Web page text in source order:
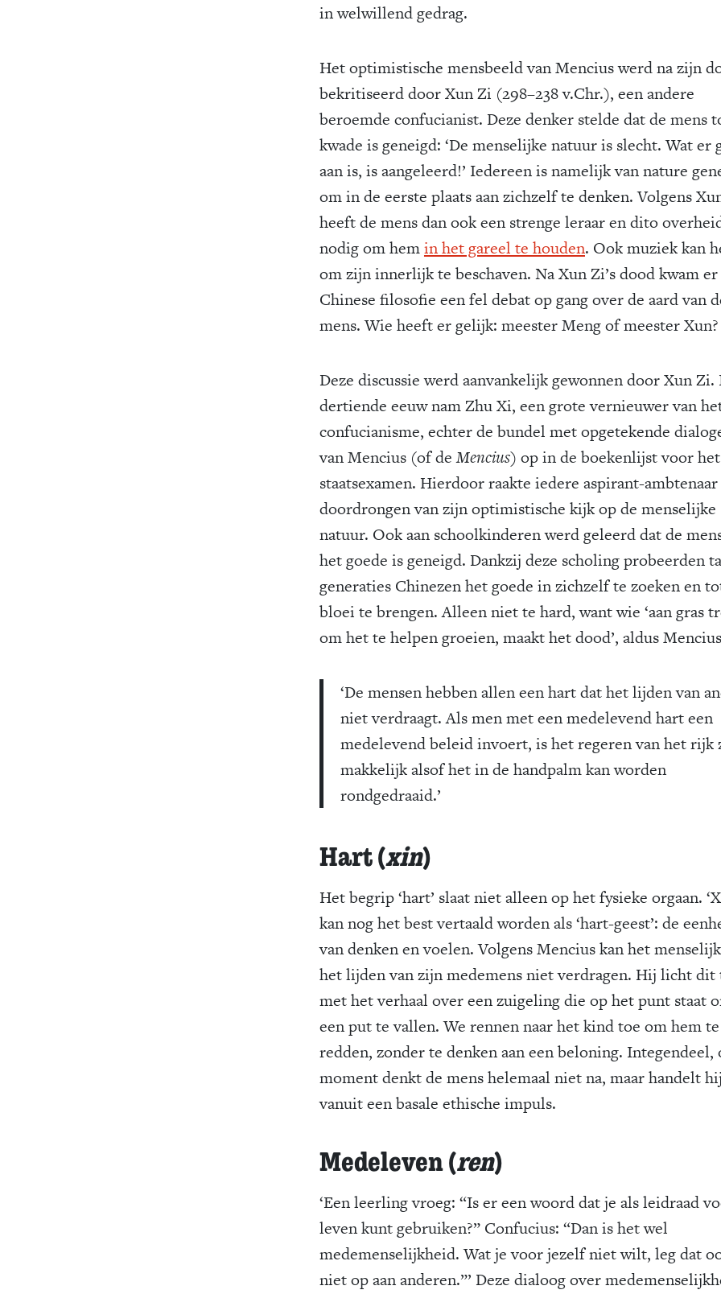
in welwillend gedrag.
Het optimistische mensbeeld van Mencius werd na zijn
bekritiseerd door Xun Zi (298–238 v.Chr.), een andere
beroemde confucianist. Deze denker stelde dat de mens
kwade is geneigd: ‘De menselijke natuur is slecht. Wat er
aan is, is aangeleerd!’ Iedereen is namelijk van nature
om in de eerste plaats aan zichzelf te denken. Volgens
heeft de mens dan ook een strenge leraar en dito
nodig om hemin het gareel te houden. Ook muziek kan
om zijn innerlijk te beschaven. Na Xun Zi’s dood kwam
Chinese filosofie een fel debat op gang over de aard van
mens. Wie heeft er gelijk: meester Meng of meester Xun?
Deze discussie werd aanvankelijk gewonnen door Xun Zi.
dertiende eeuw nam Zhu Xi, een grote vernieuwer van
confucianisme, echter de bundel met opgetekende
van Mencius (of deMencius) op in de boekenlijst voor het
staatsexamen. Hierdoor raakte iedere aspirant-ambtenaar
doordrongen van zijn optimistische kijk op de menselijke
natuur. Ook aan schoolkinderen werd geleerd dat de
het goede is geneigd. Dankzij deze scholing probeerden
generaties Chinezen het goede in zichzelf te zoeken en
bloei te brengen. Alleen niet te hard, want wie ‘aan gras
om het te helpen groeien, maakt het dood’, aldus
‘De mensen hebben allen eenhartdat het lijden van
niet verdraagt. Als men met eenmedelevendhart een
medelevendbeleidinvoert, is het regeren van hetrijk
makkelijk alsof het in de handpalm kan worden
rondgedraaid.’
Hart (xin)
Het begrip ‘hart’ slaat niet alleen op het fysieke orgaan.
kan nog het best vertaald worden als ‘hart-geest’: de
van denken en voelen. Volgens Mencius kan het
het lijden van zijn medemens niet verdragen. Hij licht dit
met het verhaal over een zuigeling die op het punt staat
een put te vallen. We rennen naar het kind toe om hem te
redden, zonder te denken aan een beloning.
moment denkt de mens helemaal niet na, maar handelt hij
vanuit een basale ethische impuls.
Medeleven (ren)
‘Een leerling vroeg: “Is er een woord dat je als leidraad
leven kunt gebruiken?” Confucius: “Dan is het wel
medemenselijkheid. Wat je voor jezelf niet wilt, leg dat
niet op aan anderen.”’ Deze dialoog over